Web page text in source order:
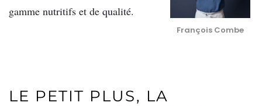
François Combe
gamme nutritifs et de qualité.
LE PETIT PLUS, LA